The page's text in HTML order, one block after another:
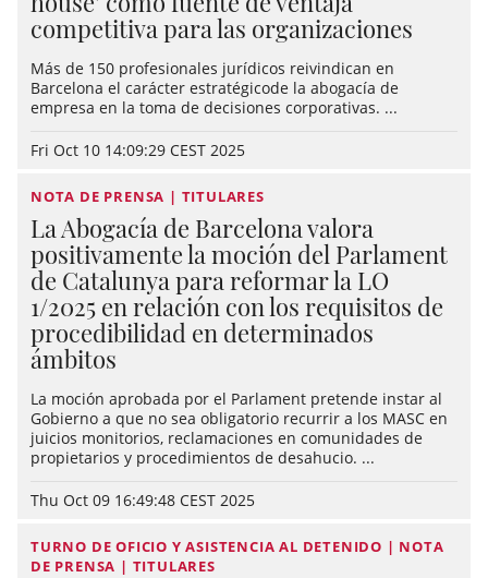
competitiva para las organizaciones
Más de 150 profesionales jurídicos reivindican en
Barcelona el carácter estratégicode la abogacía de
empresa en la toma de decisiones corporativas. ...
Fri Oct 10 14:09:29 CEST 2025
NOTA DE PRENSA | TITULARES
La Abogacía de Barcelona valora
positivamente la moción del Parlament
de Catalunya para reformar la LO
1/2025 en relación con los requisitos de
procedibilidad en determinados
ámbitos
La moción aprobada por el Parlament pretende instar al
Gobierno a que no sea obligatorio recurrir a los MASC en
juicios monitorios, reclamaciones en comunidades de
propietarios y procedimientos de desahucio. ...
Thu Oct 09 16:49:48 CEST 2025
TURNO DE OFICIO Y ASISTENCIA AL DETENIDO | NOTA
DE PRENSA | TITULARES